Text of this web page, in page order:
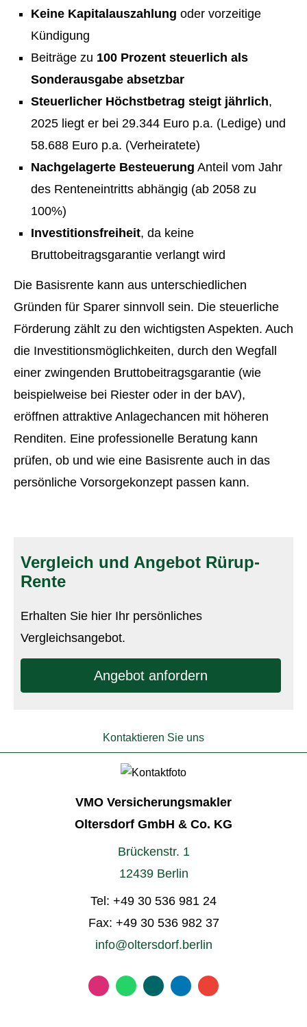
Keine Kapitalauszahlung oder vorzeitige
Kündigung
Beiträge zu 100 Prozent steuerlich als
Sonderausgabe absetzbar
Steuerlicher Höchstbetrag steigt jährlich,
2025 liegt er bei 29.344 Euro p.a. (Ledige) und
58.688 Euro p.a. (Verheiratete)
Nachgelagerte Besteuerung Anteil vom Jahr
des Renteneintritts abhängig (ab 2058 zu
100%)
Investitionsfreiheit, da keine
Bruttobeitragsgarantie verlangt wird
Die Basisrente kann aus unterschiedlichen
Gründen für Sparer sinnvoll sein. Die steuerliche
Förderung zählt zu den wichtigsten Aspekten. Auch
die Investitionsmöglichkeiten, durch den Wegfall
einer zwingenden Bruttobeitragsgarantie (wie
beispielweise bei Riester oder in der bAV),
eröffnen attraktive Anlagechancen mit höheren
Renditen. Eine professionelle Beratung kann
prüfen, ob und wie eine Basisrente auch in das
persönliche Vorsorgekonzept passen kann.
Vergleich und Angebot Rürup-
Rente
Erhalten Sie hier Ihr persönliches
Vergleichsangebot.
An­ge­bot an­for­dern
Kontaktieren Sie uns
VMO Ver­sicherungs­makler
Oltersdorf GmbH & Co. KG
Brückenstr. 1
12439 Berlin
Tel: +49 30 536 981 24
Fax: +49 30 536 982 37
info@oltersdorf.berlin